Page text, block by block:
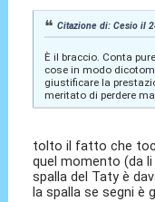
Citazione di: Cesio il
È il braccio. Conta
cose in modo
giustificare la
meritato di perdere
tolto il fatto che
quel momento (da
spalla del Taty è
la spalla se segni è